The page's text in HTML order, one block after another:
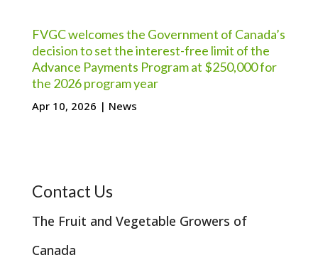
FVGC welcomes the Government of Canada’s
decision to set the interest-free limit of the
Advance Payments Program at $250,000 for
the 2026 program year
Apr 10, 2026 | News
Contact Us
The Fruit and Vegetable Growers of
Canada